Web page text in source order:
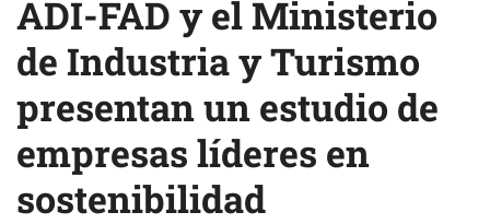
ADI-FAD y el Ministerio
de Industria y Turismo
presentan un estudio de
empresas líderes en
sostenibilidad